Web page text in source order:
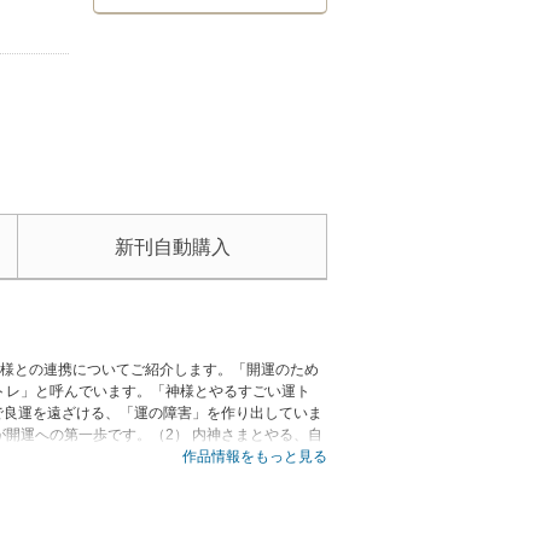
新刊自動購入
との連携についてご紹介します。「開運のため
」と呼んでいます。「神様とやるすごい運ト
運を遠ざける、「運の障害」を作り出していま
運への第一歩です。（2） 内神さまとやる、自
なかにいる内神さまにも気づくことができま
作品情報をもっと見る